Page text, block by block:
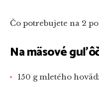
Čo potrebujete na 2
Na mäsové
150 g mletého